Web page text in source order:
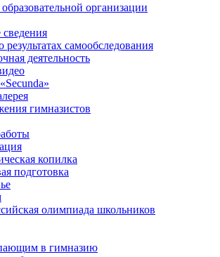
организации
результатах самообследования
деятельность
гимназистов
копилка
подготовка
олимпиада школьников
в гимназию